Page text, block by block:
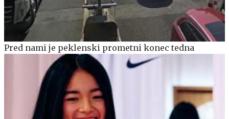
Pred nami je peklenski prometni konec tedna